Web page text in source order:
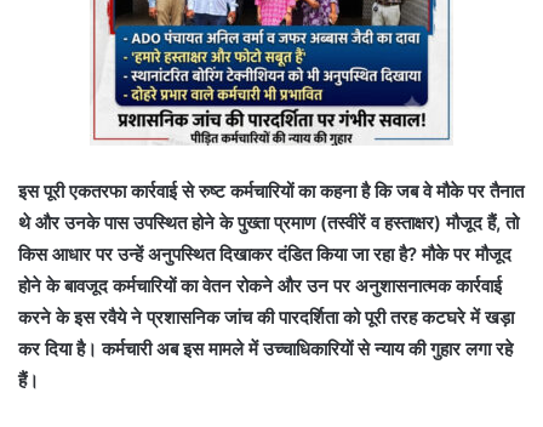
इस पूरी एकतरफा कार्रवाई से रुष्ट कर्मचारियों का कहना है कि जब वे मौके पर तैनात
थे और उनके पास उपस्थित होने के पुख्ता प्रमाण (तस्वीरें व हस्ताक्षर) मौजूद हैं, तो
किस आधार पर उन्हें अनुपस्थित दिखाकर दंडित किया जा रहा है? मौके पर मौजूद
होने के बावजूद कर्मचारियों का वेतन रोकने और उन पर अनुशासनात्मक कार्रवाई
करने के इस रवैये ने प्रशासनिक जांच की पारदर्शिता को पूरी तरह कटघरे में खड़ा
कर दिया है। कर्मचारी अब इस मामले में उच्चाधिकारियों से न्याय की गुहार लगा रहे
हैं।